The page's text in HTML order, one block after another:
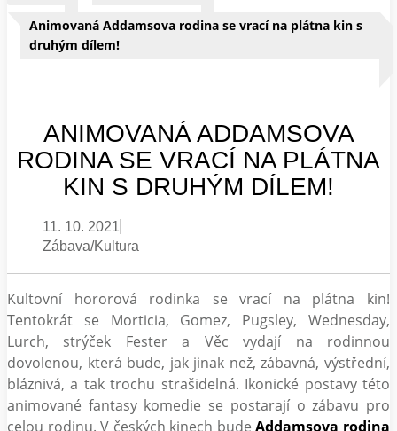
Animovaná Addamsova rodina se vrací na plátna kin s
druhým dílem!
ANIMOVANÁ ADDAMSOVA
RODINA SE VRACÍ NA PLÁTNA
KIN S DRUHÝM DÍLEM!
11. 10. 2021
Zábava/Kultura
Kultovní hororová rodinka se vrací na plátna kin!
Tentokrát se Morticia, Gomez, Pugsley, Wednesday,
Lurch, strýček Fester a Věc vydají na rodinnou
dovolenou, která bude, jak jinak než, zábavná, výstřední,
bláznivá, a tak trochu strašidelná. Ikonické postavy této
animované fantasy komedie se postarají o zábavu pro
celou rodinu. V českých kinech budeAddamsova rodina